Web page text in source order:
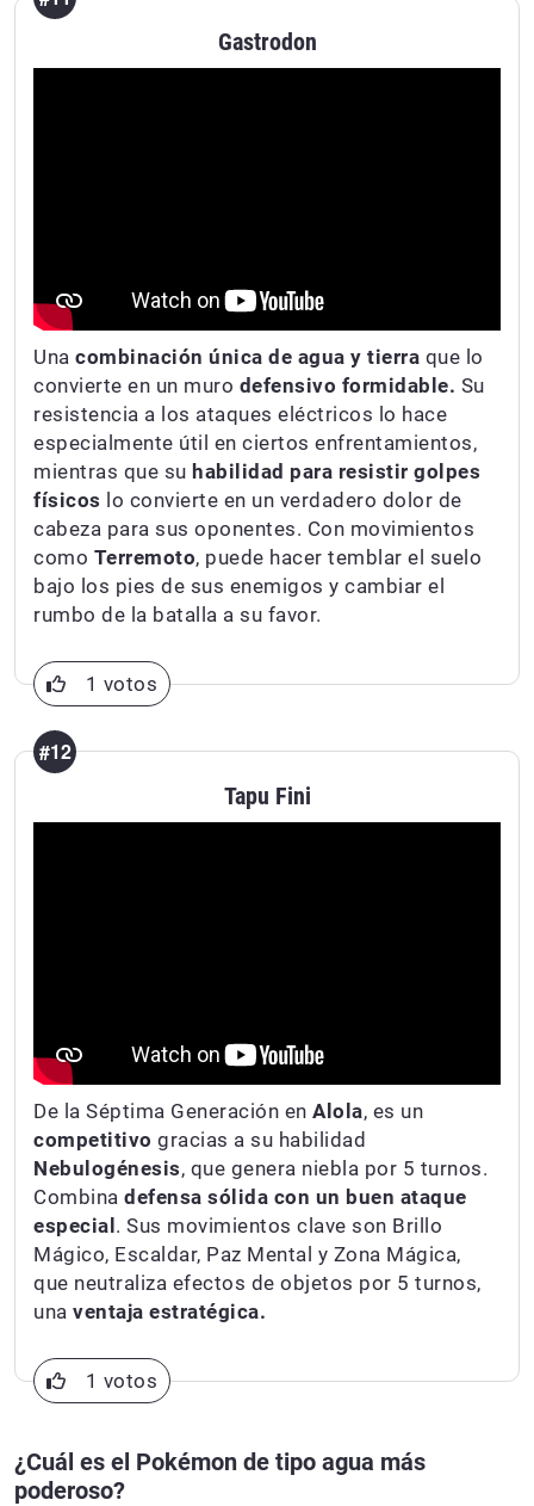
Gastrodon
Una combinación única de agua y tierra que lo
convierte en un muro defensivo formidable. Su
resistencia a los ataques eléctricos lo hace
especialmente útil en ciertos enfrentamientos,
mientras que su habilidad para resistir golpes
físicos lo convierte en un verdadero dolor de
cabeza para sus oponentes. Con movimientos
como Terremoto, puede hacer temblar el suelo
bajo los pies de sus enemigos y cambiar el
rumbo de la batalla a su favor.
1 votos
#12
Tapu Fini
De la Séptima Generación en Alola, es un
competitivo gracias a su habilidad
Nebulogénesis, que genera niebla por 5 turnos.
Combina defensa sólida con un buen ataque
especial . Sus movimientos clave son Brillo
Mágico, Escaldar, Paz Mental y Zona Mágica,
que neutraliza efectos de objetos por 5 turnos,
una ventaja estratégica.
1 votos
¿Cuál es el Pokémon de tipo agua más
poderoso?